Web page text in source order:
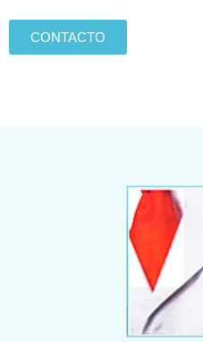
CONTACTO